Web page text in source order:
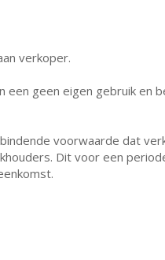
verkoper.
geen eigen gebruik en
voorwaarde dat
Dit voor een